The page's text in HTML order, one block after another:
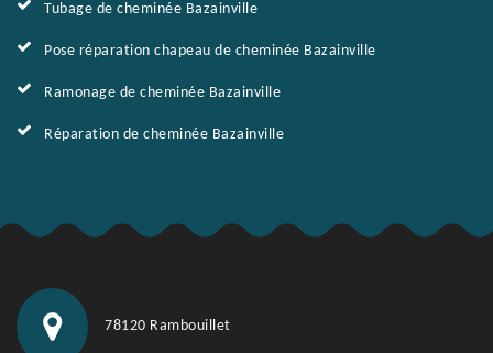
Tubage de cheminée Bazainville
Pose réparation chapeau de cheminée Bazainville
Ramonage de cheminée Bazainville
Réparation de cheminée Bazainville
78120 Rambouillet